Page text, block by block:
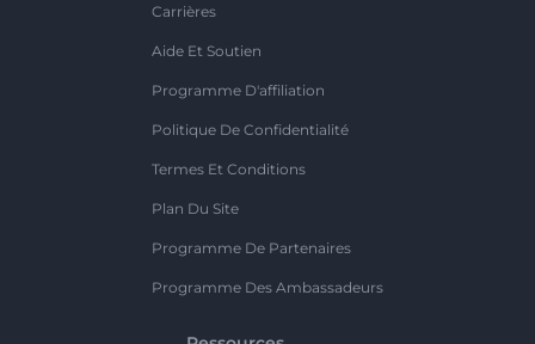
Carrières
Aide Et Soutien
Programme D'affiliation
Politique De Confidentialité
Termes Et Conditions
Plan Du Site
Programme De Partenaires
Programme Des Ambassadeurs